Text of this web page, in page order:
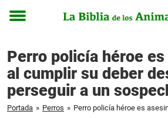
Toggle
Perro policía héroe
al cumplir su deber
perseguir a un
Portada » Perros »